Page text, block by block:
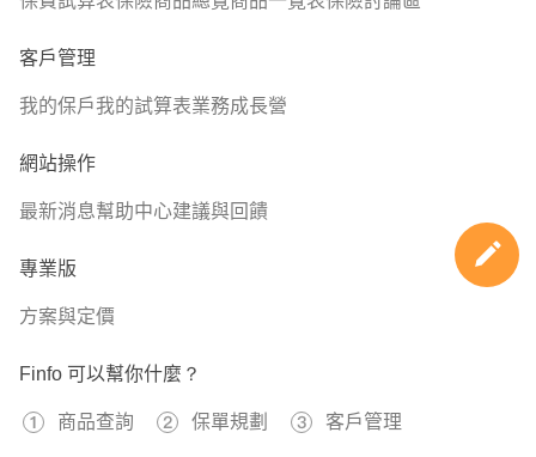
💡醫療險(醫療實支優先；住院日額/手術/定額險次之)
💡癌症險(一次金癌症險優先；療程型/生存型次之)
優先)
(主要為失能險/長照險，目前失能險滅絕，改以意外失能
險為優先，預算夠再考慮長照險)
🎯新生兒規劃重點:一個月保費2000初
🚨醫療險
住單人房，可以避免受到其他病友干，除了實支實付的住院
客戶管理
我的保戶我的試算表業務成長營
網站操作
最新消息幫助中心建議與回饋
專業版
方案與定價
Finfo 可以幫你什麼？
商品查詢 保單規劃 客戶管理